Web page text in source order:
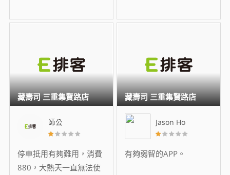
師公
停車抵用有夠難用，消費
880，大熱天一直無法使
藏壽司 三重集賢路店
Jason Ho
有夠弱智的APP。
藏壽司 三重集賢路店